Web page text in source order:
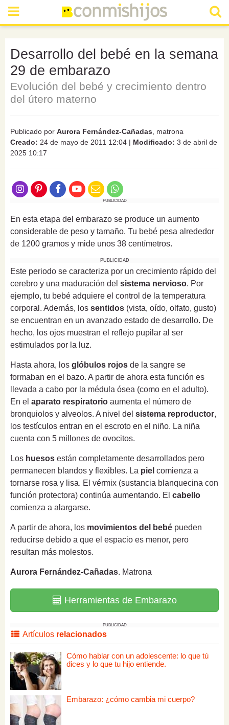
Desarrollo del bebé en la semana
29 de embarazo
Evolución del bebé y crecimiento dentro
del útero materno
Publicado por Aurora Fernández-Cañadas , matrona
Creado: 24 de mayo de 2011 12:04 | Modificado: 3 de abril de
2025 10:17
PUBLICIDAD
En esta etapa del embarazo se produce un aumento
considerable de peso y tamaño. Tu bebé pesa alrededor
de 1200 gramos y mide unos 38 centímetros.
PUBLICIDAD
Este periodo se caracteriza por un crecimiento rápido del
cerebro y una maduración del sistema nervioso. Por
ejemplo, tu bebé adquiere el control de la temperatura
corporal. Además, los sentidos (vista, oído, olfato, gusto)
se encuentran en un avanzado estado de desarrollo. De
hecho, los ojos muestran el reflejo pupilar al ser
estimulados por la luz.
Hasta ahora, los glóbulos rojos de la sangre se
formaban en el bazo. A partir de ahora esta función es
llevada a cabo por la médula ósea (como en el adulto).
En el aparato respiratorio aumenta el número de
bronquiolos y alveolos. A nivel del sistema reproductor,
los testículos entran en el escroto en el niño. La niña
cuenta con 5 millones de ovocitos.
Los huesos están completamente desarrollados pero
permanecen blandos y flexibles. La piel comienza a
tornarse rosa y lisa. El vérmix (sustancia blanquecina con
función protectora) continúa aumentando. El cabello
comienza a alargarse.
A partir de ahora, los movimientos del bebé pueden
reducirse debido a que el espacio es menor, pero
resultan más molestos.
Aurora Fernández-Cañadas. Matrona
Herramientas de Embarazo
PUBLICIDAD
Artículos relacionados
Cómo hablar con un adolescente: lo que tú
dices y lo que tu hijo entiende.
Embarazo: ¿cómo cambia mi cuerpo?